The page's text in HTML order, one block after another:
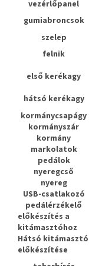
vezérlőpanel
gumiabroncsok
szelep
felnik
első kerékagy
hátsó kerékagy
kormánycsapágy
kormányszár
kormány
markolatok
pedálok
nyeregcső
nyereg
USB-csatlakozó
pedálérzékelő
előkészítés a
kitámasztóhoz
Hátsó kitámasztó
előkészítése